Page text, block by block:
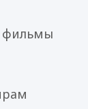
фильмы